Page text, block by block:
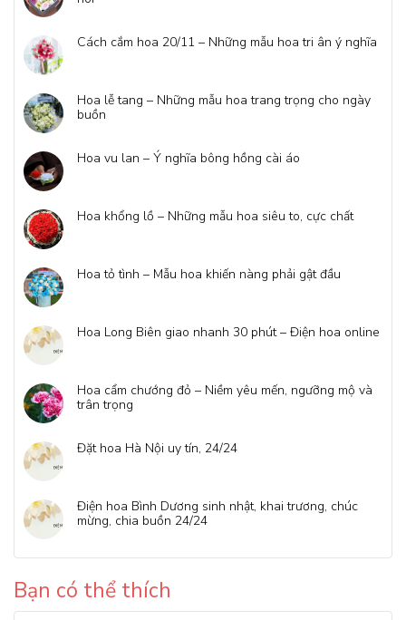
Cách cắm hoa 20/11 – Những mẫu hoa tri ân ý nghĩa
Hoa lễ tang – Những mẫu hoa trang trọng cho ngày
buồn
Hoa vu lan – Ý nghĩa bông hồng cài áo
Hoa khổng lồ – Những mẫu hoa siêu to, cực chất
Hoa tỏ tình – Mẫu hoa khiến nàng phải gật đầu
Hoa Long Biên giao nhanh 30 phút – Điện hoa online
Hoa cẩm chướng đỏ – Niềm yêu mến, ngưỡng mộ và
trân trọng
Đặt hoa Hà Nội uy tín, 24/24
Điện hoa Bình Dương sinh nhật, khai trương, chúc
mừng, chia buồn 24/24
Bạn có thể thích